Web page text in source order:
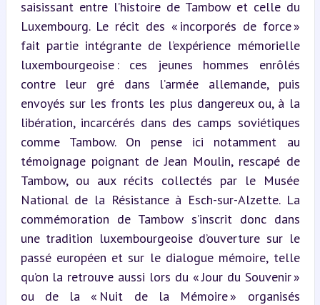
saisissant entre l’histoire de Tambow et celle du
Luxembourg. Le récit des « incorporés de force »
fait partie intégrante de l’expérience mémorielle
luxembourgeoise : ces jeunes hommes enrôlés
contre leur gré dans l’armée allemande, puis
envoyés sur les fronts les plus dangereux ou, à la
libération, incarcérés dans des camps soviétiques
comme Tambow. On pense ici notamment au
témoignage poignant de Jean Moulin, rescapé de
Tambow, ou aux récits collectés par le Musée
National de la Résistance à Esch-sur-Alzette. La
commémoration de Tambow s’inscrit donc dans
une tradition luxembourgeoise d’ouverture sur le
passé européen et sur le dialogue mémoire, telle
qu’on la retrouve aussi lors du « Jour du Souvenir »
ou de la « Nuit de la Mémoire » organisés